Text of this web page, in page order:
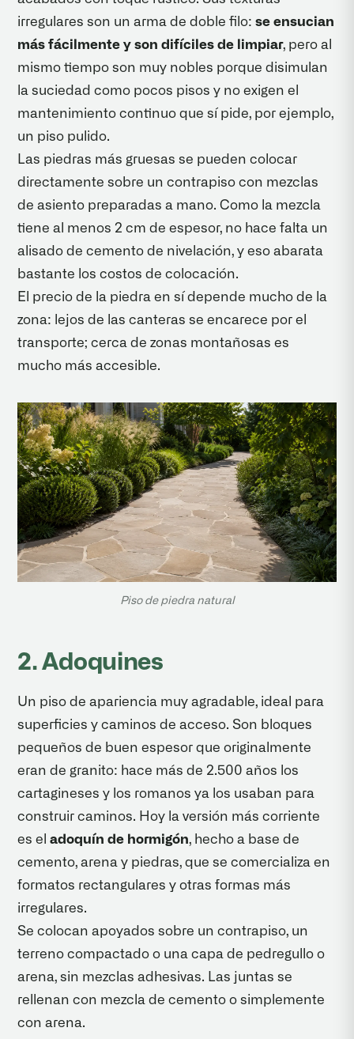
irregulares son un arma de doble filo:se ensucian
más fácilmente y son difíciles de limpiar, pero al
mismo tiempo son muy nobles porque disimulan
la suciedad como pocos pisos y no exigen el
mantenimiento continuo que sí pide, por ejemplo,
un piso pulido.
Las piedras más gruesas se pueden colocar
directamente sobre un contrapiso con mezclas
de asiento preparadas a mano. Como la mezcla
tiene al menos 2 cm de espesor, no hace falta un
alisado de cemento de nivelación, y eso abarata
bastante los costos de colocación.
El precio de la piedra en sí depende mucho de la
zona: lejos de las canteras se encarece por el
transporte; cerca de zonas montañosas es
mucho más accesible.
Piso de piedra natural
2. Adoquines
Un piso de apariencia muy agradable, ideal para
superficies y caminos de acceso. Son bloques
pequeños de buen espesor que originalmente
eran de granito: hace más de 2.500 años los
cartagineses y los romanos ya los usaban para
construir caminos. Hoy la versión más corriente
es eladoquín de hormigón, hecho a base de
cemento, arena y piedras, que se comercializa en
formatos rectangulares y otras formas más
irregulares.
Se colocan apoyados sobre un contrapiso, un
terreno compactado o una capa de pedregullo o
arena, sin mezclas adhesivas. Las juntas se
rellenan con mezcla de cemento o simplemente
con arena.